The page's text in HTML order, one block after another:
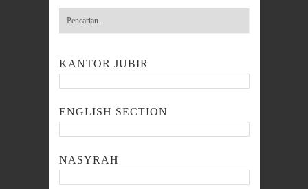
KANTOR JUBIR
ENGLISH SECTION
NASYRAH